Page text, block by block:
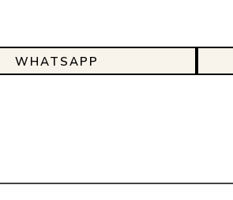
WHATSAPP